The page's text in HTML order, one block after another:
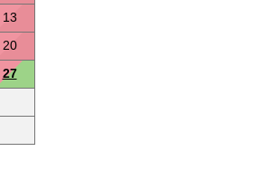
13
20
27